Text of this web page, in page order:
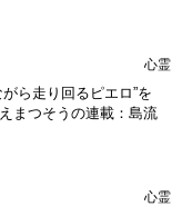
心霊
ら走り回るピエロ”を
まつそうの連載：島流
心霊